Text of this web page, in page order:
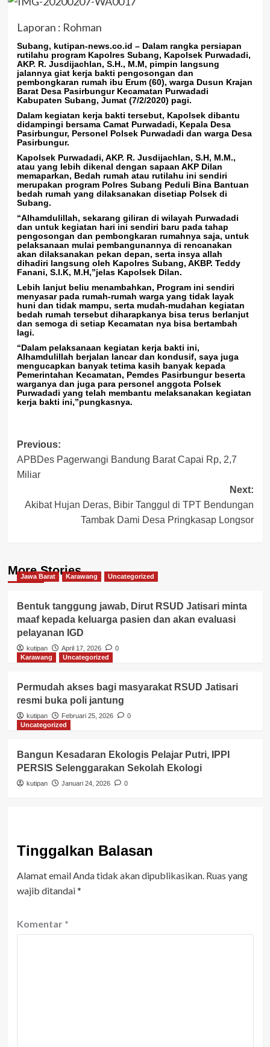
Laporan : Rohman
Subang, kutipan-news.co.id – Dalam rangka persiapan
rutilahu program Kapolres Subang, Kapolsek Purwadadi,
AKP. R. Jusdijachlan, S.H., M.M, pimpin langsung
jalannya giat kerja bakti pengosongan dan
pembongkaran rumah ibu Erum (60), warga Dusun Krajan
Barat Desa Pasirbungur Kecamatan Purwadadi
Kabupaten Subang, Jumat (7/2/2020) pagi.
Dalam kegiatan kerja bakti tersebut, Kapolsek dibantu
didampingi bersama Camat Purwadadi, Kepala Desa
Pasirbungur, Personel Polsek Purwadadi dan warga Desa
Pasirbungur.
Kapolsek Purwadadi, AKP. R. Jusdijachlan, S.H, M.M.,
atau yang lebih dikenal dengan sapaan AKP Dilan
memaparkan, Bedah rumah atau rutilahu ini sendiri
merupakan program Polres Subang Peduli Bina Bantuan
bedah rumah yang dilaksanakan disetiap Polsek di
Subang.
“Alhamdulillah, sekarang giliran di wilayah Purwadadi
dan untuk kegiatan hari ini sendiri baru pada tahap
pengosongan dan pembongkaran rumahnya saja, untuk
pelaksanaan mulai pembangunannya di rencanakan
akan dilaksanakan pekan depan, serta insya allah
dihadiri langsung oleh Kapolres Subang, AKBP. Teddy
Fanani, S.I.K, M.H,”jelas Kapolsek Dilan.
Lebih lanjut beliu menambahkan, Program ini sendiri
menyasar pada rumah-rumah warga yang tidak layak
huni dan tidak mampu, serta mudah-mudahan kegiatan
bedah rumah tersebut diharapkanya bisa terus berlanjut
dan semoga di setiap Kecamatan nya bisa bertambah
lagi.
“Dalam pelaksanaan kegiatan kerja bakti ini,
Alhamdulillah berjalan lancar dan kondusif, saya juga
mengucapkan banyak tetima kasih banyak kepada
Pemerintahan Kecamatan, Pemdes Pasirbungur beserta
warganya dan juga para personel anggota Polsek
Purwadadi yang telah membantu melaksanakan kegiatan
kerja bakti ini,”pungkasnya.
Post
navigation
Previous:
APBDes Pagerwangi Bandung Barat Capai Rp, 2,7
Miliar
Next:
Akibat Hujan Deras, Bibir Tanggul di TPT Bendungan
Tambak Dami Desa Pringkasap Longsor
More Stories
Jawa Barat Karawang Uncategorized
Bentuk tanggung jawab, Dirut RSUD Jatisari minta
maaf kepada keluarga pasien dan akan evaluasi
pelayanan IGD
kutipan April 17, 2026
0
Karawang
Uncategorized
Permudah akses bagi masyarakat RSUD Jatisari
resmi buka poli jantung
kutipan Februari 25, 2026
0
Uncategorized
Bangun Kesadaran Ekologis Pelajar Putri, IPPI
PERSIS Selenggarakan Sekolah Ekologi
kutipan Januari 24, 2026 0
Tinggalkan Balasan
Alamat email Anda tidak akan dipublikasikan. Ruas yang
wajib ditandai*
Komentar *